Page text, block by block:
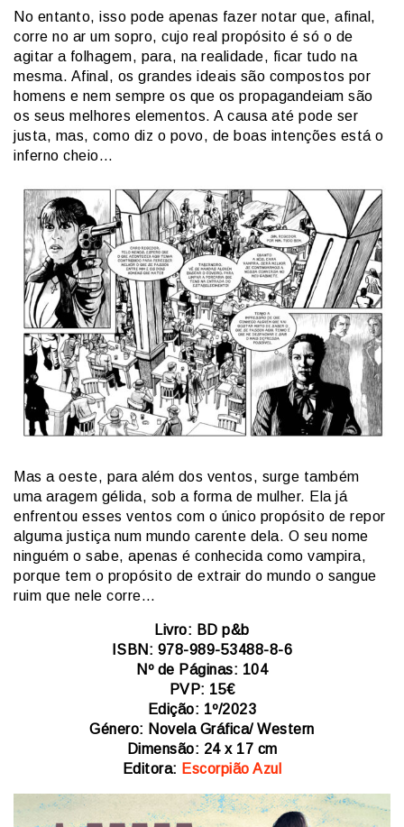
No entanto, isso pode apenas fazer notar que, afinal,
corre no ar um sopro, cujo real propósito é só o de
agitar a folhagem, para, na realidade, ficar tudo na
mesma. Afinal, os grandes ideais são compostos por
homens e nem sempre os que os propagandeiam são
os seus melhores elementos. A causa até pode ser
justa, mas, como diz o povo, de boas intenções está o
inferno cheio…
Mas a oeste, para além dos ventos, surge também
uma aragem gélida, sob a forma de mulher. Ela já
enfrentou esses ventos com o único propósito de repor
alguma justiça num mundo carente dela. O seu nome
ninguém o sabe, apenas é conhecida como vampira,
porque tem o propósito de extrair do mundo o sangue
ruim que nele corre…
Livro: BD p&b
ISBN: 978-989-53488-8-6
Nº de Páginas: 104
PVP: 15€
Edição: 1º/2023
Género: Novela Gráfica/ Western
Dimensão: 24 x 17 cm
Editora: Escorpião Azul